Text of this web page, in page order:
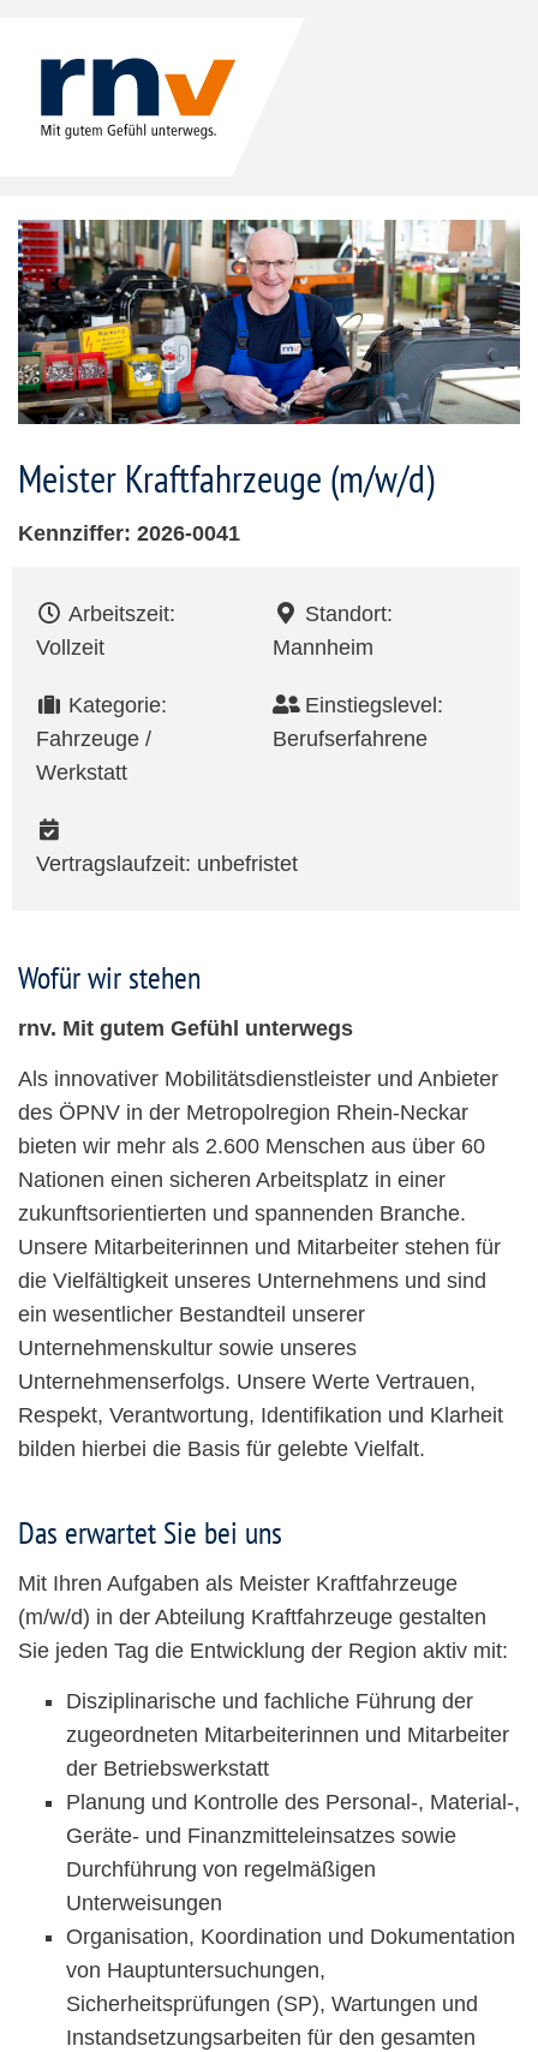
Meister Kraftfahrzeuge (m/w/d)
Kennziffer: 2026-0041
Arbeitszeit:
Vollzeit
Standort:
Mannheim
Kategorie:
Fahrzeuge /
Werkstatt
Einstiegslevel:
Berufserfahrene
Vertragslaufzeit: unbefristet
Wofür wir stehen
rnv. Mit gutem Gefühl unterwegs
Als innovativer Mobilitätsdienstleister und Anbieter
des ÖPNV in der Metropolregion Rhein-Neckar
bieten wir mehr als 2.600 Menschen aus über 60
Nationen einen sicheren Arbeitsplatz in einer
zukunftsorientierten und spannenden Branche.
Unsere Mitarbeiterinnen und Mitarbeiter stehen für
die Vielfältigkeit unseres Unternehmens und sind
ein wesentlicher Bestandteil unserer
Unternehmenskultur sowie unseres
Unternehmenserfolgs. Unsere Werte Vertrauen,
Respekt, Verantwortung, Identifikation und Klarheit
bilden hierbei die Basis für gelebte Vielfalt.
Das erwartet Sie bei uns
Mit Ihren Aufgaben als Meister Kraftfahrzeuge
(m/w/d) in der Abteilung Kraftfahrzeuge gestalten
Sie jeden Tag die Entwicklung der Region aktiv mit:
Disziplinarische und fachliche Führung der
zugeordneten Mitarbeiterinnen und Mitarbeiter
der Betriebswerkstatt
Planung und Kontrolle des Personal-, Material-,
Geräte- und Finanzmitteleinsatzes sowie
Durchführung von regelmäßigen
Unterweisungen
Organisation, Koordination und Dokumentation
von Hauptuntersuchungen,
Sicherheitsprüfungen (SP), Wartungen und
Instandsetzungsarbeiten für den gesamten